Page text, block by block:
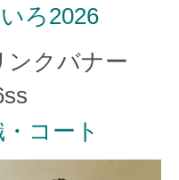
ろ2026
コート